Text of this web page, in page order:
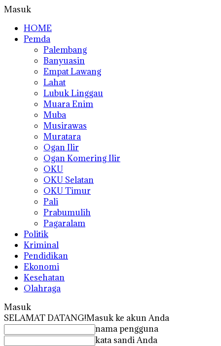
Masuk
HOME
Pemda
Palembang
Banyuasin
Empat Lawang
Lahat
Lubuk Linggau
Muara Enim
Muba
Musirawas
Muratara
Ogan Ilir
Ogan Komering Ilir
OKU
OKU Selatan
OKU Timur
Pali
Prabumulih
Pagaralam
Politik
Kriminal
Pendidikan
Ekonomi
Kesehatan
Olahraga
Masuk
SELAMAT DATANG!Masuk ke akun Anda
nama pengguna
kata sandi Anda